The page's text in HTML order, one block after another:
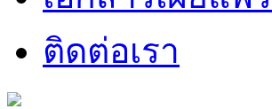
ติดต่อเรา